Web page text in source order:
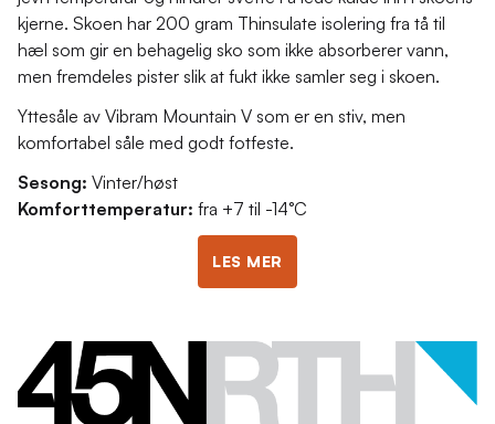
kjerne. Skoen har 200 gram Thinsulate isolering fra tå til
hæl som gir en behagelig sko som ikke absorberer vann,
men fremdeles pister slik at fukt ikke samler seg i skoen.
Yttesåle av Vibram Mountain V som er en stiv, men
komfortabel såle med godt fotfeste.
Sesong: Vinter/høst
Komforttemperatur: fra +7 til -14°C
LES MER